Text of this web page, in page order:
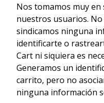
Nos tomamos muy en
nuestros usuarios.
sindicamos ninguna
identificarte o
Cart ni siquiera es
Generamos un
carrito, pero no
ninguna información